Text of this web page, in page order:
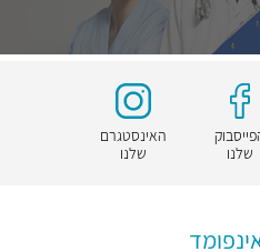
שלנו
האינסטגרם
שלנו